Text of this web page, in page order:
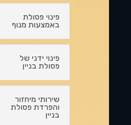
פינוי פסולת
באמצעות מנוף
פינוי ידני של
פסולת בניין
שירותי מיחזור
והפרדת פסולת
בניין